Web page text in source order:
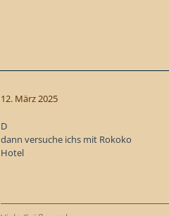
12. März 2025
D
dann versuche ichs mit Rokoko
Hotel